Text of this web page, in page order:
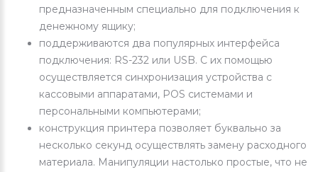
предназначенным специально для подключения к
денежному ящику;
поддерживаются два популярных интерфейса
подключения: RS-232 или USB. С их помощью
осуществляется синхронизация устройства с
кассовыми аппаратами, POS системами и
персональными компьютерами;
конструкция принтера позволяет буквально за
несколько секунд осуществлять замену расходного
материала. Манипуляции настолько простые, что не